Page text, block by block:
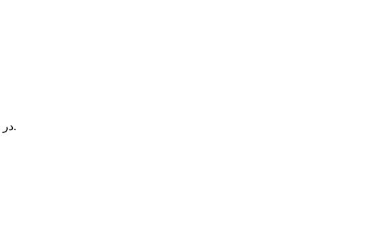
در حال حاضر سبد خرید شما خالی می‌باشد.